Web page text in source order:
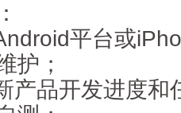
平台或
护；
品开发进度和